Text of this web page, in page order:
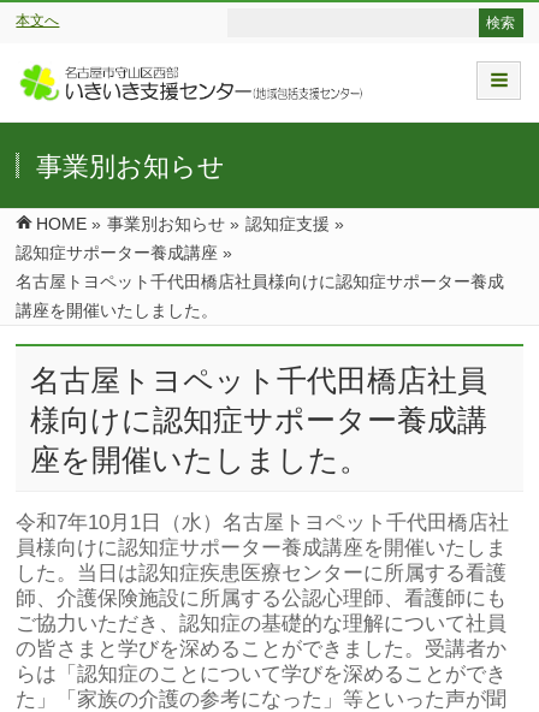
本文へ
事業別お知らせ
HOME » 事業別お知らせ » 認知症支援 »
認知症サポーター養成講座 »
名古屋トヨペット千代田橋店社員様向けに認知症サポーター養成
講座を開催いたしました。
名古屋トヨペット千代田橋店社員
様向けに認知症サポーター養成講
座を開催いたしました。
令和7年10月1日（水）名古屋トヨペット千代田橋店社
員様向けに認知症サポーター養成講座を開催いたしま
した。当日は認知症疾患医療センターに所属する看護
師、介護保険施設に所属する公認心理師、看護師にも
ご協力いただき、認知症の基礎的な理解について社員
の皆さまと学びを深めることができました。受講者か
らは「認知症のことについて学びを深めることができ
た」「家族の介護の参考になった」等といった声が聞